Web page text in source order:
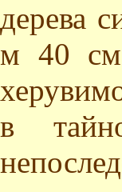
дерева
м 40
в